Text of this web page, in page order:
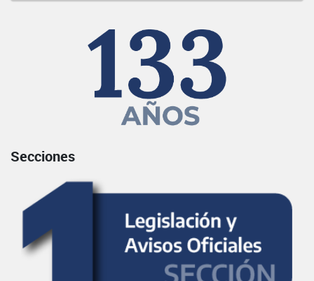
Secciones